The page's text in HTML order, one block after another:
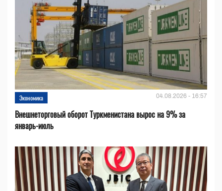
Экономика 04.08.2026 - 16:57
Внешнеторговый оборот Туркменистана вырос на 9% за
январь-июль